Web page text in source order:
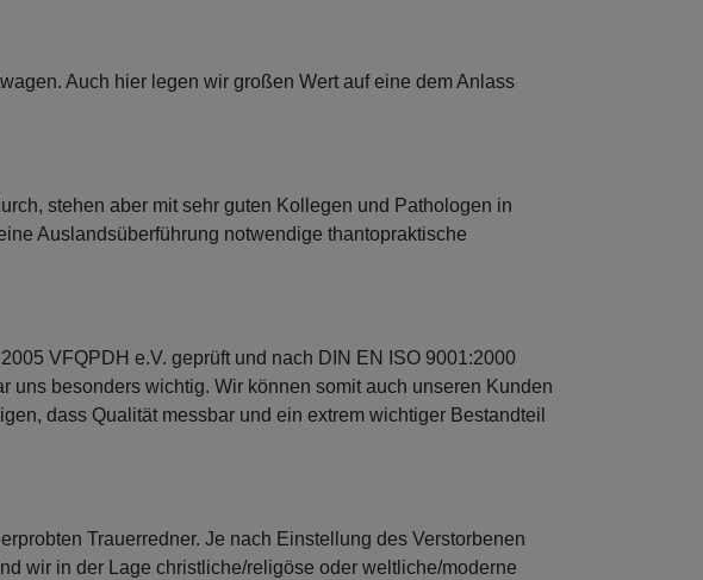
Auch hier legen wir großen Wert auf eine dem Anlass
stehen aber mit sehr guten Kollegen und Pathologen in
Auslandsüberführung notwendige thantopraktische
VFQPDH e.V. geprüft und nach DIN EN ISO 9001:2000
uns besonders wichtig. Wir können somit auch unseren Kunden
dass Qualität messbar und ein extrem wichtiger Bestandteil
Trauerredner. Je nach Einstellung des Verstorbenen
wir in der Lage christliche/religöse oder weltliche/moderne